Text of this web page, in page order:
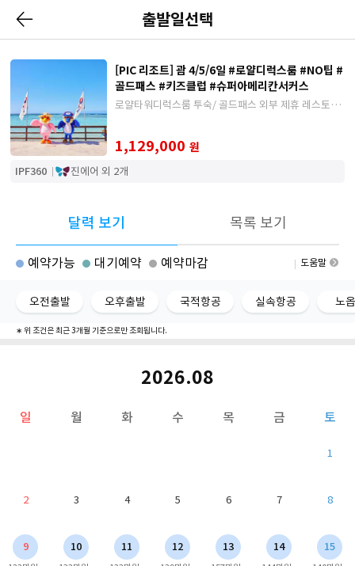
출발일선택
[PIC 리조트] 괌 4/5/6일 #로얄디럭스룸 #NO팁 #
골드패스 #키즈클럽 #슈퍼아메리칸서커스
로얄타워디럭스룸 투숙/ 골드패스 외부 제휴 레스토랑
1,129,000 원
IPF360 진에어 외 2개
달력 보기 목록 보기
예약가능 대기예약 예약마감 도움말
오전출발 오후출발 국적항공 실속항공 노
∗ 위 조건은 최근 3개월 기준으로만 조회됩니다.
2026.08
일 월 화 수 목 금 토
1
2 3 4 5 6 7 8
9 10 11 12 13 14 15